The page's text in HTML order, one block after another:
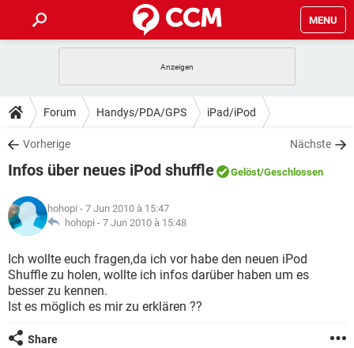
MENU
ANDROID IOS
WINDOWS 10
WHATSAPP TIKTOK
FACEBOOK
TIPPS & TRICKS
SPIELE STREAMING
WHATSAPP
FACEBOOK
DOWNLOADS
SPIELE STREAMING
ANDROID
WINDOWS 10
WHATSAPP TIKTOK
FACEBOOK HARDWARE
SPIELE
ANDROID
WINDOWS 10 INSTAGRAM
WHATSAPP
LEXIKON
SPIELE STREAMING
ANDROID IOS
WINDOWS 10 INSTAGRAM
WHATSAPP
Forum Handys/PDA/GPS iPad/iPod
Vorherige Nächste
Infos über neues iPod shuffle Gelöst/Geschlossen
hohopi - 7 Jun 2010 à 15:47
hohopi - 7 Jun 2010 à 15:48
Ich wollte euch fragen,da ich vor habe den neuen iPod
Shuffle zu holen, wollte ich infos darüber haben um es
besser zu kennen.
Ist es möglich es mir zu erklären ??
Share